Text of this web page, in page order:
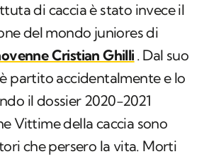
di caccia è stato invece il
del mondo juniores di
Cristian Ghilli . Dal suo
partito accidentalmente e lo
il dossier 2020-2021
Vittime della caccia sono
che persero la vita. Morti